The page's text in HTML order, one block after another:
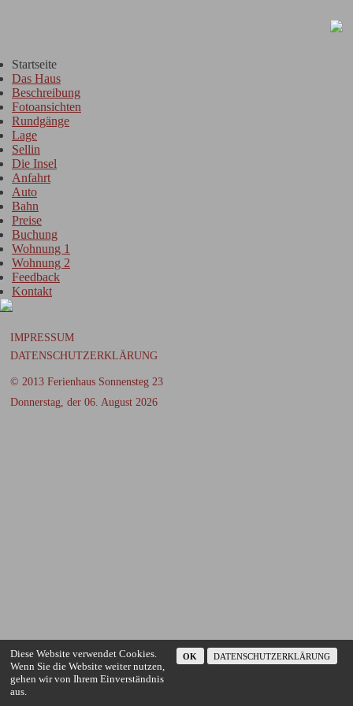
Startseite
Das Haus
Beschreibung
Fotoansichten
Rundgänge
Lage
Sellin
Die Insel
Anfahrt
Auto
Bahn
Preise
Buchung
Wohnung 1
Wohnung 2
Feedback
Kontakt
IMPRESSUM
DATENSCHUTZERKLÄRUNG
© 2013 Ferienhaus Sonnensteg 23
Donnerstag, der 06. August 2026
Diese Website verwendet Cookies.
Wenn Sie die Website weiter nutzen,
gehen wir von Ihrem Einverständnis
aus.
OK DATENSCHUTZERKLÄRUNG